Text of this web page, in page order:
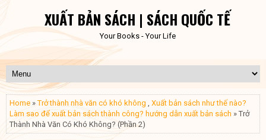
XUẤT BẢN SÁCH | SÁCH QUỐC TẾ
Your Books - Your Life
Home »Trở thành nhà văn có khó không , Xuất bản sách như thế nào?
Làm sao để xuất bản sách thành công? hướng dẫn xuất bản sách » Trở
Thành Nhà Văn Có Khó Không? (Phần 2)